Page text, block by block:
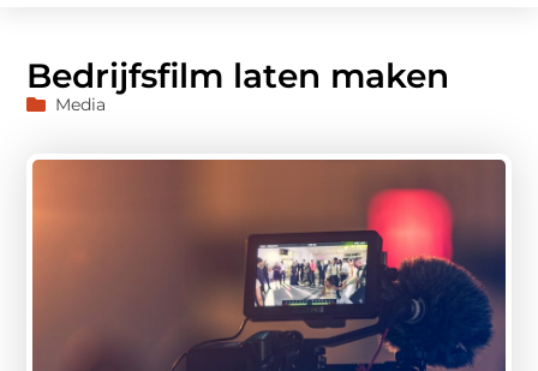
Bedrijfsfilm laten maken
Media